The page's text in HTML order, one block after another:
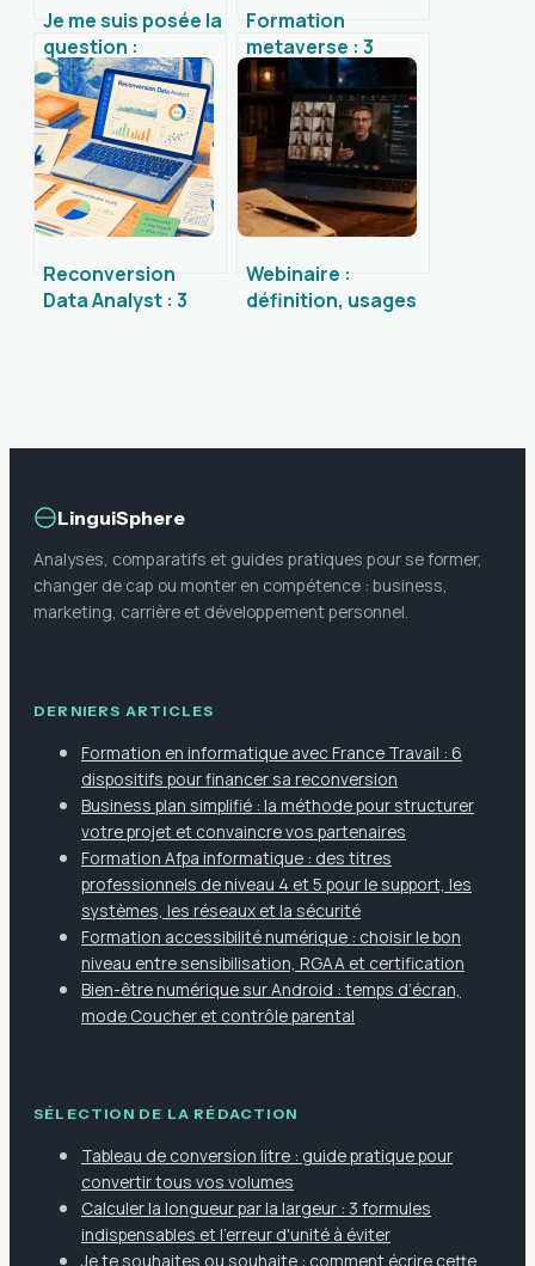
Je me suis posée la
question :
comprendre et
clarifier ses
doutes intérieurs
Formation
metaverse : 3
leviers
d’immersion pour
transformer vos
compétences en
entreprise
Reconversion
Data Analyst : 3
Webinaire :
définition, usages
LinguiSphere
Analyses, comparatifs et guides pratiques pour se former,
changer de cap ou monter en compétence : business,
marketing, carrière et développement personnel.
DERNIERS ARTICLES
Formation en informatique avec France Travail : 6
dispositifs pour financer sa reconversion
Business plan simplifié : la méthode pour structurer
votre projet et convaincre vos partenaires
Formation Afpa informatique : des titres
professionnels de niveau 4 et 5 pour le support, les
systèmes, les réseaux et la sécurité
Formation accessibilité numérique : choisir le bon
niveau entre sensibilisation, RGAA et certification
Bien-être numérique sur Android : temps d’écran,
mode Coucher et contrôle parental
SÉLECTION DE LA RÉDACTION
Tableau de conversion litre : guide pratique pour
convertir tous vos volumes
Calculer la longueur par la largeur : 3 formules
indispensables et l'erreur d'unité à éviter
Je te souhaites ou souhaite : comment écrire cette